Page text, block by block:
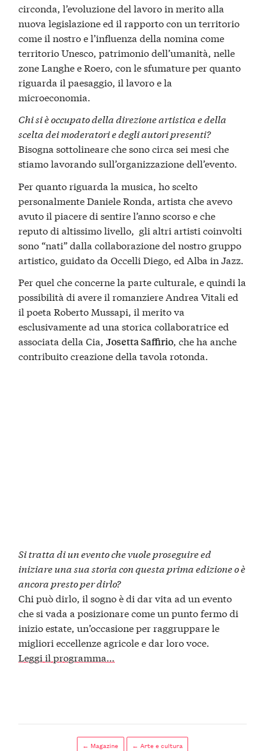
circonda, l’evoluzione del lavoro in merito alla
nuova legislazione ed il rapporto con un territorio
come il nostro e l’influenza della nomina come
territorio Unesco, patrimonio dell’umanità, nelle
zone Langhe e Roero, con le sfumature per quanto
riguarda il paesaggio, il lavoro e la
microeconomia.
Chi si è occupato della direzione artistica e della
scelta dei moderatori e degli autori presenti?
Bisogna sottolineare che sono circa sei mesi che
stiamo lavorando sull’organizzazione dell’evento.
Per quanto riguarda la musica, ho scelto
personalmente Daniele Ronda, artista che avevo
avuto il piacere di sentire l’anno scorso e che
reputo di altissimo livello, gli altri artisti coinvolti
sono “nati” dalla collaborazione del nostro gruppo
artistico, guidato da Occelli Diego, ed Alba in Jazz.
Per quel che concerne la parte culturale, e quindi la
possibilità di avere il romanziere Andrea Vitali ed
il poeta Roberto Mussapi, il merito va
esclusivamente ad una storica collaboratrice ed
associata della Cia,Josetta Saffirio, che ha anche
contribuito creazione della tavola rotonda.
Si tratta di un evento che vuole proseguire ed
iniziare una sua storia con questa prima edizione o è
ancora presto per dirlo?
Chi può dirlo, il sogno è di dar vita ad un evento
che si vada a posizionare come un punto fermo di
inizio estate, un’occasione per raggruppare le
migliori eccellenze agricole e dar loro voce.
Leggi il programma…
← Magazine ← Arte e cultura